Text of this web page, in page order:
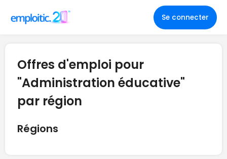
Se connecter
Offres d'emploi pour
"Administration éducative"
par région
Régions